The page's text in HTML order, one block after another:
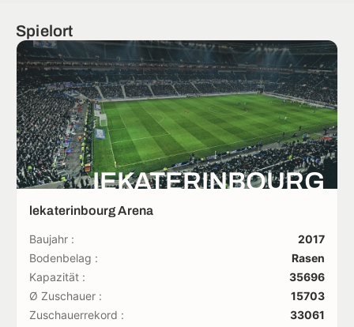
Spielort
IEKATERINBOURG
lekaterinbourg Arena
Baujahr :
2017
Bodenbelag :
Rasen
Kapazität :
35696
Ø Zuschauer :
15703
Zuschauerrekord :
33061